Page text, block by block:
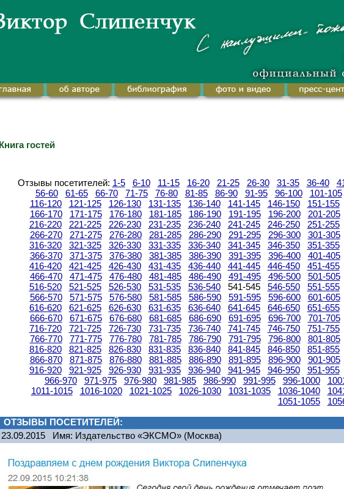
Книга гостей
Отзывы посетителей: 1-5 6-10 11-15 16-20 21-25 26-30 31-35 36-40
56-60
61-65 66-70 71-75 76-80 81-85 86-90 91-95 96-100 101-105
116-120
121-125 126-130 131-135 136-140 141-145 146-150 151-155
166-170
171-175 176-180 181-185 186-190 191-195 196-200 201-205
216-220
221-225 226-230 231-235 236-240 241-245 246-250 251-255
266-270
271-275 276-280 281-285 286-290 291-295 296-300 301-305
316-320
321-325 326-330 331-335 336-340 341-345 346-350 351-355
366-370
371-375 376-380 381-385 386-390 391-395 396-400 401-405
416-420
421-425 426-430 431-435 436-440 441-445 446-450 451-455
466-470
471-475 476-480 481-485 486-490 491-495 496-500 501-505
516-520
521-525 526-530 531-535 536-540 541-545 546-550 551-555
566-570
571-575 576-580 581-585 586-590 591-595 596-600 601-605
616-620
621-625 626-630 631-635 636-640 641-645 646-650 651-655
666-670
671-675 676-680 681-685 686-690 691-695 696-700 701-705
716-720
721-725 726-730 731-735 736-740 741-745 746-750 751-755
766-770
771-775 776-780 781-785 786-790 791-795 796-800 801-805
816-820
821-825 826-830 831-835 836-840 841-845 846-850 851-855
866-870
871-875 876-880 881-885 886-890 891-895 896-900 901-905
916-920
921-925 926-930 931-935 936-940 941-945 946-950 951-955
966-970
971-975 976-980 981-985 986-990 991-995 996-1000
1011-1015
1016-1020 1021-1025 1026-1030 1031-1035 1036-1040
1051-1055
ОТЗЫВЫ ПОСЕТИТЕЛЕЙ:
23.09.2015
Имя: Издательство «ЭКСМО»(Москва)